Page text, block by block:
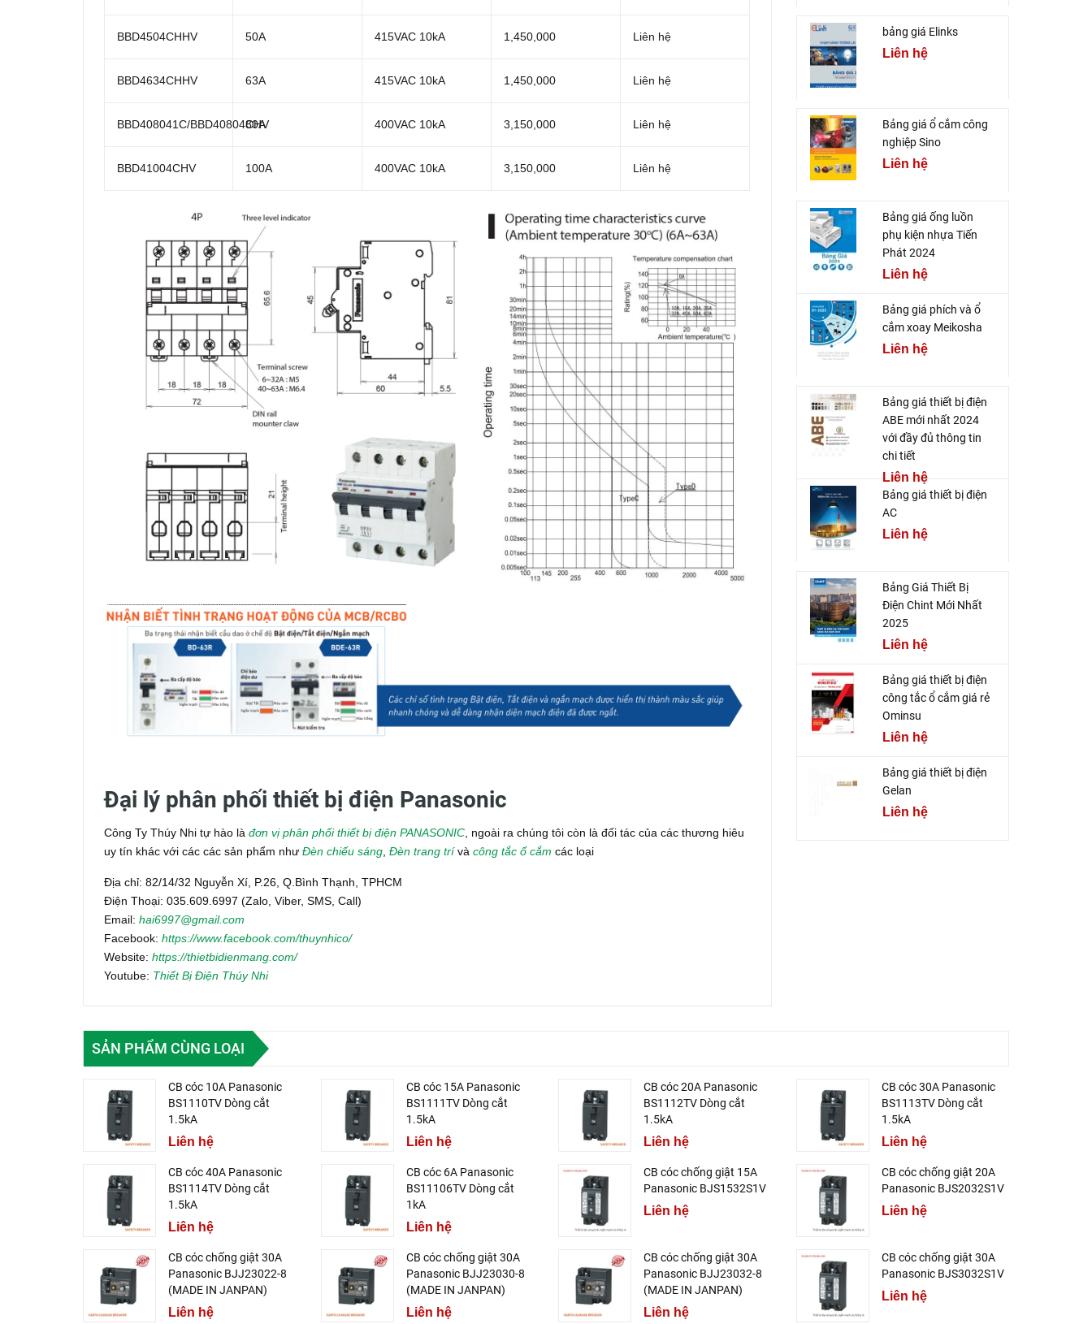
BBD4504CHHV 50A 415VAC 10kA 1,450,000 Liên hệ
BBD4634CHHV 63A 415VAC 10kA 1,450,000 Liên hệ
BBD408041C/BBD40804CHV
80A 400VAC 10kA 3,150,000 Liên hệ
BBD41004CHV 100A 400VAC 10kA 3,150,000 Liên hệ
Đại lý phân phối thiết bị điện Panasonic
Công Ty Thúy Nhi tự hào là đơn vị phân phối thiết bị điện PANASONIC , ngoài ra chúng tôi còn là đối tác của các thương hiêu
uy tín khác với các các sản phẩm như Đèn chiếu sáng Đèn trang trívà công tắc ổ cắm các loại
Địa chỉ: 82/14/32 Nguyễn Xí, P.26, Q.Bình Thạnh, TPHCM
Điện Thoại: 035.609.6997 (Zalo, Viber, SMS, Call)
Email: hai6997@gmail.com
Facebook: https://www.facebook.com/thuynhico/
Website: https://thietbidienmang.com/
Youtube: Thiết Bị Điện Thúy Nhi
bảng giá Elinks
Liên hệ
Bảng giá ổ cắm công
nghiệp Sino
Liên hệ
Bảng giá ống luồn
phụ kiện nhựa Tiến
Phát 2024
Liên hệ
Bảng giá phích và ổ
cắm xoay Meikosha
Liên hệ
Bảng giá thiết bị điện
ABE mới nhất 2024
với đầy đủ thông tin
chi tiết
Liên hệ
Bảng giá thiết bị điện
AC
Liên hệ
Bảng Giá Thiết Bị
Điện Chint Mới Nhất
2025
Liên hệ
Bảng giá thiết bị điện
công tắc ổ cắm giá rẻ
Ominsu
Liên hệ
Bảng giá thiết bị điện
Gelan
Liên hệ
SẢN PHẨM CÙNG LOẠI
CB cóc 10A Panasonic
BS1110TV Dòng cắt
1.5kA
Liên hệ
CB cóc 15A Panasonic
BS1111TV Dòng cắt
1.5kA
Liên hệ
CB cóc 20A Panasonic
BS1112TV Dòng cắt
1.5kA
Liên hệ
CB cóc 30A Panasonic
BS1113TV Dòng cắt
1.5kA
Liên hệ
CB cóc 40A Panasonic
BS1114TV Dòng cắt
1.5kA
Liên hệ
CB cóc 6A Panasonic
BS11106TV Dòng cắt
1kA
Liên hệ
CB cóc chống giật 15A
Panasonic BJS1532S1V
Liên hệ
CB cóc chống giật 20A
Panasonic BJS2032S1V
Liên hệ
CB cóc chống giật 30A
Panasonic BJJ23022-8
(MADE IN JANPAN)
Liên hệ
CB cóc chống giật 30A
Panasonic BJJ23030-8
(MADE IN JANPAN)
Liên hệ
CB cóc chống giật 30A
Panasonic BJJ23032-8
(MADE IN JANPAN)
Liên hệ
CB cóc chống giật 30A
Panasonic BJS3032S1V
Liên hệ